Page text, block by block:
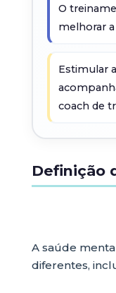
O
melhorar
Estimular
coach de
Definição
A saúde
diferentes,